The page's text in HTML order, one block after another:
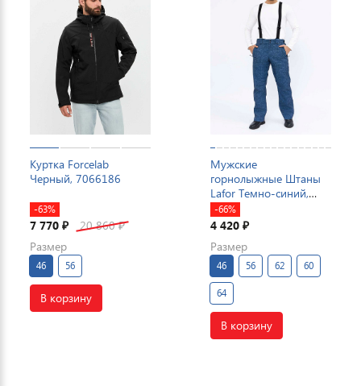
Куртка Forcelab
Черный, 7066186
-63%
7 770 ₽ 20 860₽
Размер
46 56
В корзину
Мужские
горнолыжные Штаны
Lafor Темно-синий,
767015
-66%
4 420 ₽
Размер
46 56 62 60
64
В корзину